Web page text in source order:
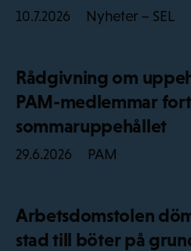
10.7.2026 Nyheter – SEL
Rådgivning om
PAM-medlemmar
sommaruppehållet
29.6.2026 PAM
Arbetsdomstolen
stad till böter på